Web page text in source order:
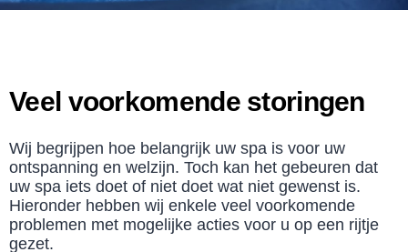
Veel voorkomende storingen
Wij begrijpen hoe belangrijk uw spa is voor uw
ontspanning en welzijn. Toch kan het gebeuren dat
uw spa iets doet of niet doet wat niet gewenst is.
Hieronder hebben wij enkele veel voorkomende
problemen met mogelijke acties voor u op een rijtje
gezet.